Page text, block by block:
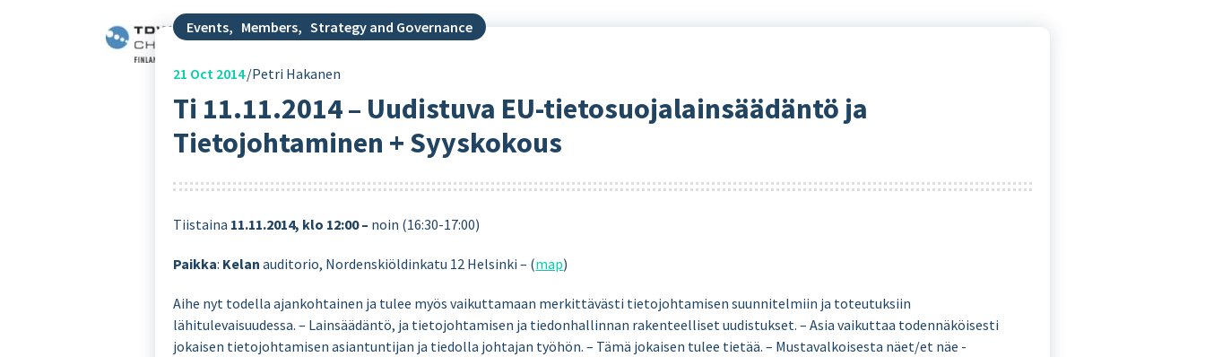
Events, Members, Strategy and Governance
21 Oct 2014 Petri Hakanen
Ti 11.11.2014 – Uudistuva EU-tietosuojalainsäädäntö ja
Tietojohtaminen + Syyskokous
Tiistaina 11.11.2014, klo 12:00 – noin (16:30-17:00)
Paikka: Kelan auditorio, Nordenskiöldinkatu 12 Helsinki – (map)
Aihe nyt todella ajankohtainen ja tulee myös vaikuttamaan merkittävästi tietojohtamisen suunnitelmiin ja toteutuksiin
lähitulevaisuudessa. – Lainsäädäntö, ja tietojohtamisen ja tiedonhallinnan rakenteelliset uudistukset. – Asia vaikuttaa todennäköisesti
jokaisen tietojohtamisen asiantuntijan ja tiedolla johtajan työhön. – Tämä jokaisen tulee tietää. – Mustavalkoisesta näet/et näe -